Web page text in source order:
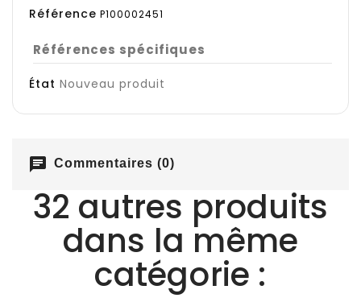
Référence P100002451
Références spécifiques
État Nouveau produit
chat Commentaires (0)
32 autres produits
dans la même
catégorie :